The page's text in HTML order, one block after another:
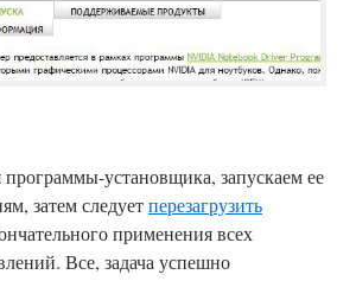
установщика, запускаем ее
затем следуетперезагрузить
применения всех
Все, задача успешно